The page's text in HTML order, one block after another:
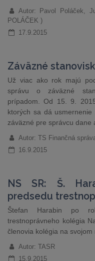
Autor: Pavol Poláček,
POLÁČEK )
17.9.2015
Záväzné
Už viac ako rok majú
správu o záväzné
prípadom. Od 15. 9.
ktorých sa dá
záväzné pre správcu dane
Autor: TS Finančná
16.9.2015
NS SR: Š.
predsedu
Štefan Harabin po
trestnoprávneho kolégia
členovia kolégia na
Autor: TASR
15.9.2015